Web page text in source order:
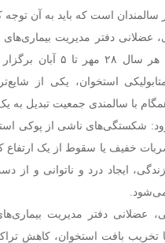
است که باید به آن توجه
عضلانی دفتر مدیریت بیماری‌های
جهانی استخوان که
استخوان، یکی از
با سالمندی جمعیت تبدیل به
شکستگی‌های ناشی از پوکی
خفیف یا سقوط از یک ارتفاع
ایجاد درد و ناتوانی و از
عضلانی دفتر مدیریت
تخریب بافت استخوان، کاهش
دعایی؛ کس بی‌کسان